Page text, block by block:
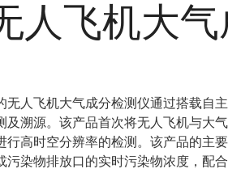
人飞机大
无人飞机大气成分检测仪通过搭载自
及溯源。该产品首次将无人飞机与大
行高时空分辨率的检测。该产品的主
污染物排放口的实时污染物浓度，配